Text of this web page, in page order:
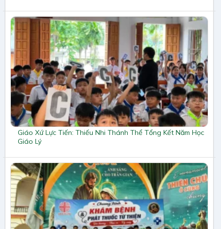
Giáo Xứ Lực Tiến: Thiếu Nhi Thánh Thể Tổng Kết Năm Học
Giáo Lý